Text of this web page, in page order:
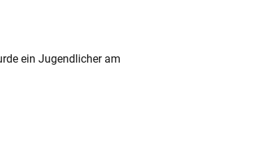
ein Jugendlicher am